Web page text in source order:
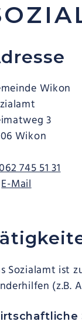
Wikon
3
Wikon
745 51 31
E-Mail
Sozialamt ist
(z.B.